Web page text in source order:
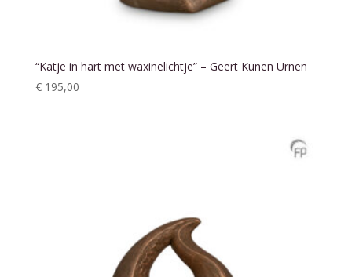
“Katje in hart met waxinelichtje” – Geert Kunen Urnen
€195,00